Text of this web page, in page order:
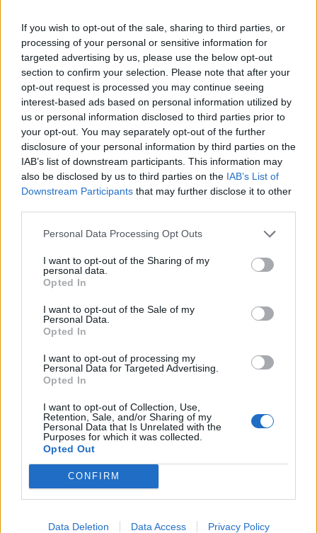
If you wish to opt-out of the sale, sharing to third parties, or
processing of your personal or sensitive information for
targeted advertising by us, please use the below opt-out
section to confirm your selection. Please note that after your
opt-out request is processed you may continue seeing
interest-based ads based on personal information utilized by
us or personal information disclosed to third parties prior to
your opt-out. You may separately opt-out of the further
disclosure of your personal information by third parties on the
IAB’s list of downstream participants. This information may
also be disclosed by us to third parties on the IAB’s List of
Downstream Participants that may further disclose it to other
Personal Data Processing Opt Outs
I want to opt-out of the Sharing of my
personal data.
Opted In
I want to opt-out of the Sale of my
Personal Data.
Opted In
I want to opt-out of processing my
Personal Data for Targeted Advertising.
Opted In
I want to opt-out of Collection, Use,
Retention, Sale, and/or Sharing of my
Personal Data that Is Unrelated with the
Purposes for which it was collected.
Opted Out
CONFIRM
Data Deletion Data Access Privacy Policy
ΠΕΡΙΣΣΟΤΕΡΑ ΣΤΗΝ ΙΔΙΑ ΚΑΤΗΓΟΡΙΑ
«Παράθυρο» για επίταξη ιδιωτών:
Κίνητρα και αντικίνητρα για
Νέα εφαρμογή για την αποθήκευση
και χρήση των πιστοποιητικών
Covid -19 στο κινητό
ΣΧΕΤΙΚΑ ΑΡΘΡΑ